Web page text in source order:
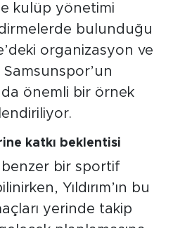
kulüp yönetimi
bulunduğu
organizasyon ve
da önemli bir örnek
katkı beklentisi
bir sportif
Yıldırım’ın bu
yerinde takip